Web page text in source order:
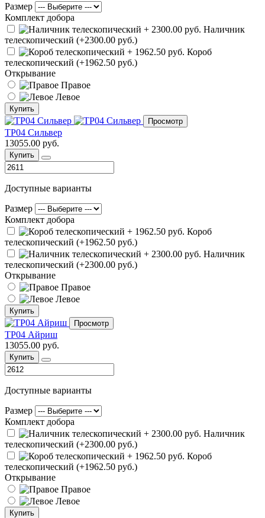
Размер
Комплект добора
Наличник
телескопический (+2300.00 руб.)
Короб
телескопический (+1962.50 руб.)
Открывание
Правое
Левое
Купить
Просмотр
ТР04 Сильвер
13055.00 руб.
Купить
Доступные варианты
Размер
Комплект добора
Короб
телескопический (+1962.50 руб.)
Наличник
телескопический (+2300.00 руб.)
Открывание
Правое
Левое
Купить
Просмотр
ТР04 Айриш
13055.00 руб.
Купить
Доступные варианты
Размер
Комплект добора
Наличник
телескопический (+2300.00 руб.)
Короб
телескопический (+1962.50 руб.)
Открывание
Правое
Левое
Купить